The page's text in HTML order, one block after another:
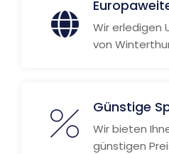
Wir erledigen
von
Günstige
Wir bieten
günstigen